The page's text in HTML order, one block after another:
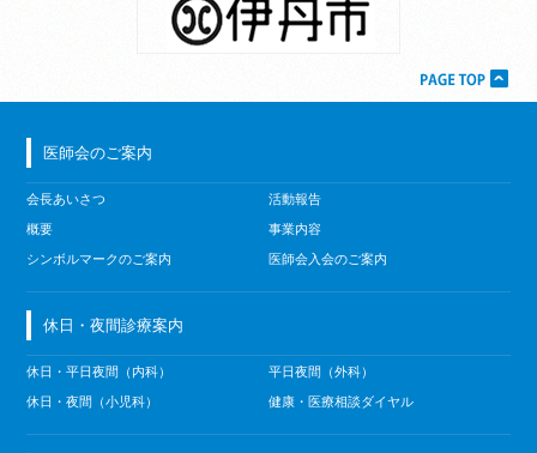
医師会のご案内
会長あいさつ
概要
シンボルマークのご案内
活動報告
事業内容
医師会入会のご案内
休日・夜間診療案内
休日・平日夜間（内科）
休日・夜間（小児科）
平日夜間（外科）
健康・医療相談ダイヤル